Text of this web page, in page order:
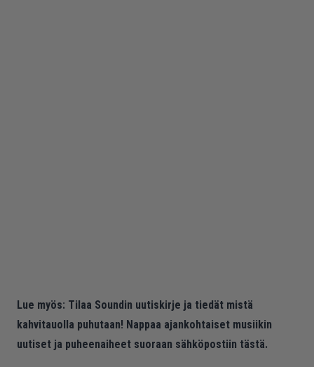
Lue myös: Tilaa Soundin uutiskirje ja tiedät mistä
kahvitauolla puhutaan! Nappaa ajankohtaiset musiikin
uutiset ja puheenaiheet suoraan sähköpostiin tästä.